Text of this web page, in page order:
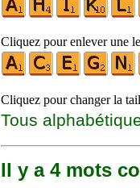
Cliquez pour enlever une
Cliquez pour changer la
Tous
Il y a 4 mots